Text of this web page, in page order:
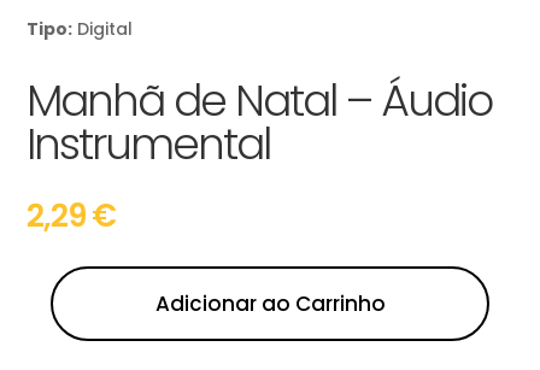
Tipo: Digital
Manhã de Natal – Áudio
Instrumental
2,29€
Adicionar ao Carrinho